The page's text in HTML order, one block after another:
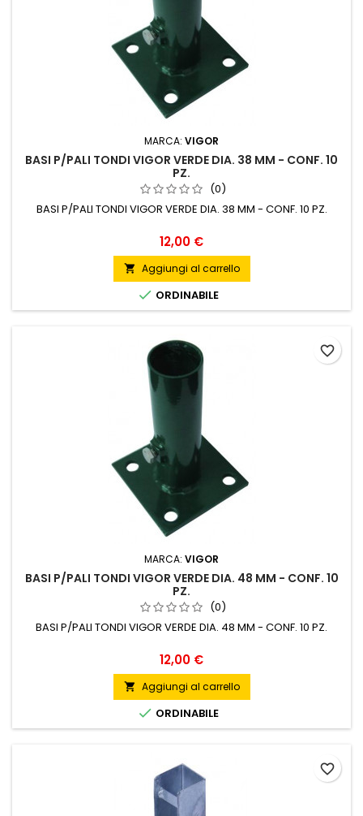
MARCA: VIGOR
BASI P/PALI TONDI VIGOR VERDE DIA. 38 MM - CONF. 10
PZ.
(0)
BASI P/PALI TONDI VIGOR VERDE DIA. 38 MM - CONF. 10 PZ.
Prezzo
12,00 €
 Aggiungi al carrello
 ORDINABILE
MARCA: VIGOR
BASI P/PALI TONDI VIGOR VERDE DIA. 48 MM - CONF. 10
PZ.
(0)
BASI P/PALI TONDI VIGOR VERDE DIA. 48 MM - CONF. 10 PZ.
Prezzo
12,00 €
 Aggiungi al carrello
 ORDINABILE
favorite_border
favorite_border